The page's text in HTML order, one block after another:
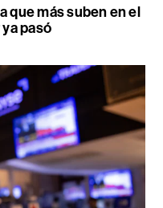
que más suben en el
pasó